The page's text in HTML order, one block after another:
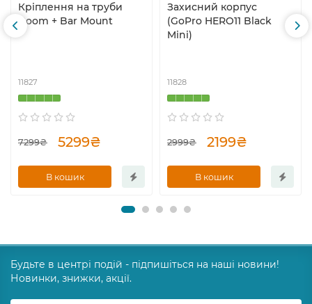
Кріплення на труби
Boom + Bar Mount
11827
7299₴ 5299₴
В кошик
Захисний корпус
(GoPro HERO11 Black
Mini)
11828
2999₴ 2199₴
В кошик
Будьте в центрі подій - підпишіться на наші новини!
Новинки, знижки, акції.